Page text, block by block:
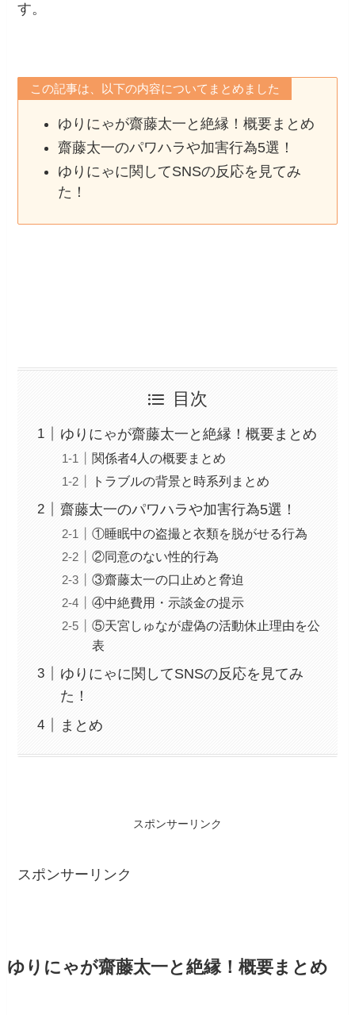
す。
この記事は、以下の内容についてまとめました
ゆりにゃが齋藤太一と絶縁！概要まとめ
齋藤太一のパワハラや加害行為5選！
ゆりにゃに関してSNSの反応を見てみ
た！
目次
ゆりにゃが齋藤太一と絶縁！概要まとめ
関係者4人の概要まとめ
トラブルの背景と時系列まとめ
齋藤太一のパワハラや加害行為5選！
①睡眠中の盗撮と衣類を脱がせる行為
②同意のない性的行為
③齋藤太一の口止めと脅迫
④中絶費用・示談金の提示
⑤天宮しゅなが虚偽の活動休止理由を公
表
ゆりにゃに関してSNSの反応を見てみ
た！
まとめ
スポンサーリンク
スポンサーリンク
ゆりにゃが齋藤太一と絶縁！概要まとめ